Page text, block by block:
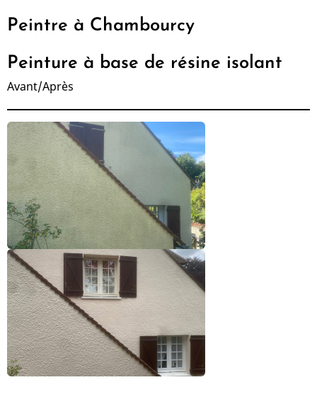
Peintre à Chambourcy
Peinture à base de résine isolant
Avant/Après